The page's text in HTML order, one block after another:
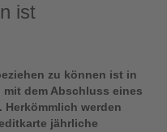
ist
zu können ist in
dem Abschluss eines
Herkömmlich werden
jährliche